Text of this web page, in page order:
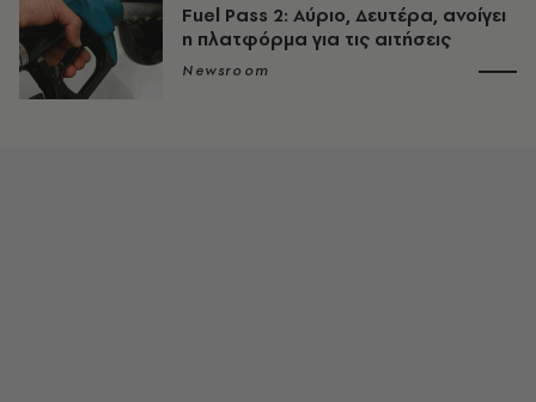
Fuel Pass 2: Αύριο, Δευτέρα, ανοίγει
η πλατφόρμα για τις αιτήσεις
Newsroom